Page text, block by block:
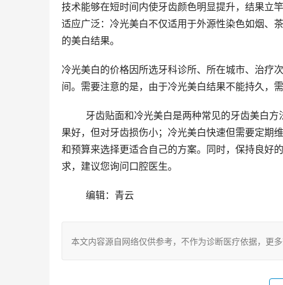
技术能够在短时间内使牙齿颜色明显提升，结果立竿
适应广泛：冷光美白不仅适用于外源性染色如烟、
的美白结果。
冷光美白的价格因所选牙科诊所、所在城市、治疗
间。需要注意的是，由于冷光美白结果不能持久，
果好，但对牙齿损伤小；冷光美白快速但需要定期
和预算来选择更适合自己的方案。同时，保持良好
求，建议您询问口腔医生。
	编辑：青云
本文内容源自网络仅供参考，不作为诊断医疗依据，更